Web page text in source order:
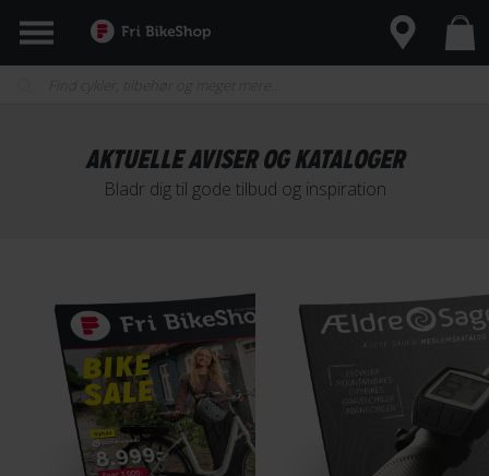
AKTUELLE AVISER OG KATALOGER
Bladr dig til gode tilbud og inspiration